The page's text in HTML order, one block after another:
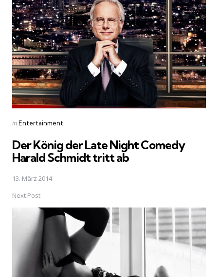
navigation
Posted
inEntertainment
Der König der Late Night Comedy
Harald Schmidt tritt ab
13. März 2014
Next Post